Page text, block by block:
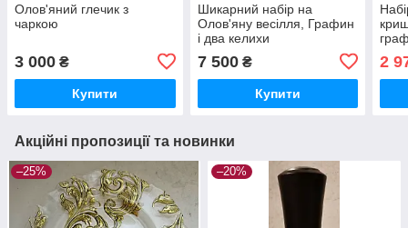
Олов'яний глечик з
чаркою
3 000 ₴
Купити
Шикарний набір на
Олов'яну весілля, Графин
і два келихи
7 500₴
Купити
2
Акційні пропозиції та новинки
–25% –20%